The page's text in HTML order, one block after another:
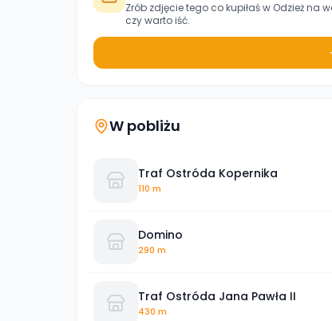
Zrób zdjęcie tego co kupiłaś w Odzież na
czy warto iść.
W pobliżu
Traf Ostróda Kopernika
110 m
Domino
290 m
Traf Ostróda Jana Pawła II
430 m